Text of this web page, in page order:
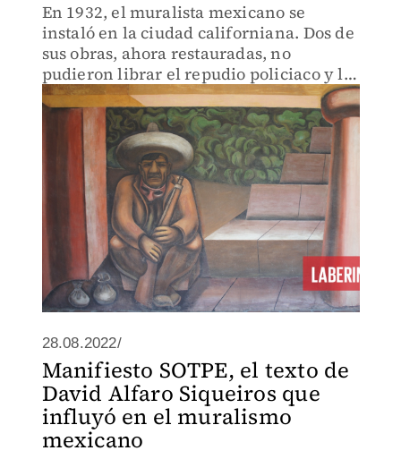
En 1932, el muralista mexicano se
instaló en la ciudad californiana. Dos de
sus obras, ahora restauradas, no
pudieron librar el repudio policiaco y la
censura.
28.08.2022/
Manifiesto SOTPE, el texto de
David Alfaro Siqueiros que
influyó en el muralismo
mexicano